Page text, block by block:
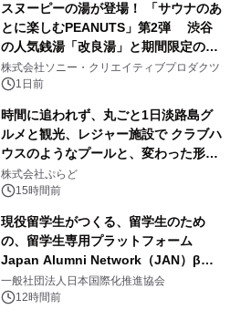
スヌーピーの湯が登場！ 「サウナのあ
とに楽しむPEANUTS」第2弾 渋谷
の人気銭湯「改良湯」と期間限定のコ
ラボレーション サウナイキタイコラ
ボグッズも発売決定！
株式会社ソニー・クリエイティブプロダクツ
1日前
時間に追われず、丸ごと1日淡路島グ
ルメと観光、レジャー施設で クラブハ
ウスのようなプールと、変わった形の
サウナも 「THE BOXY AWAJI」のお
得な素泊まり連泊プランで
株式会社ぷらど
15時間前
現役留学生がつくる、留学生のため
の、留学生専用プラットフォーム
Japan Alumni Network（JAN）β版
をリリース
一般社団法人日本国際化推進協会
12時間前